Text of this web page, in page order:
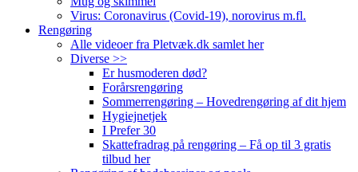
Virus: Coronavirus (Covid-19), norovirus m.fl.
Rengøring
Alle videoer fra Pletvæk.dk samlet her
Diverse >>
Er husmoderen død?
Forårsrengøring
Sommerrengøring – Hovedrengøring af dit hjem
Hygiejnetjek
I Prefer 30
Skattefradrag på rengøring – Få op til 3 gratis
tilbud her